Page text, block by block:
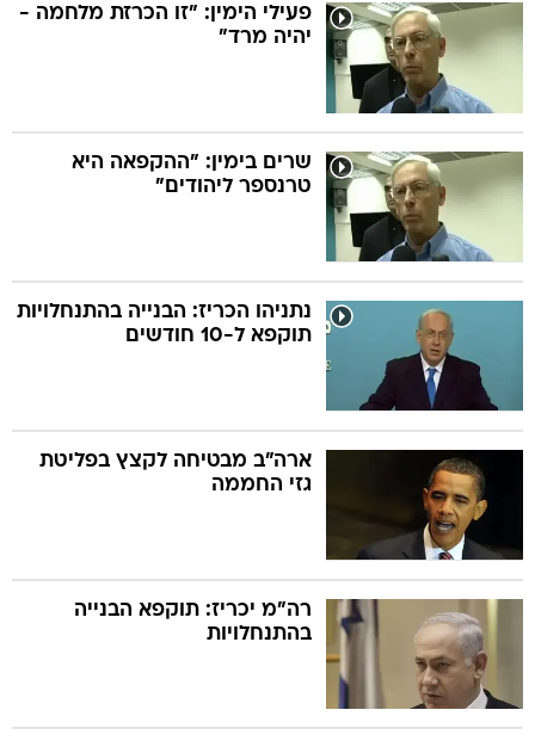
פעילי הימין: "זו הכרזת מלחמה -
יהיה מרד"
שרים בימין: "ההקפאה היא
טרנספר ליהודים"
נתניהו הכריז: הבנייה בהתנחלויות
תוקפא ל-10 חודשים
ארה"ב מבטיחה לקצץ בפליטת
גזי החממה
רה"מ יכריז: תוקפא הבנייה
בהתנחלויות